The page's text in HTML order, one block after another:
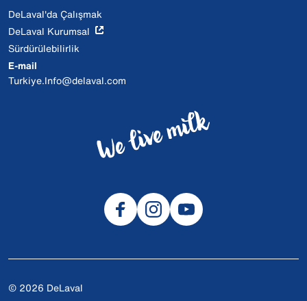
DeLaval'da Çalışmak
DeLaval Kurumsal
Sürdürülebilirlik
E-mail
Turkiye.Info@delaval.com
© 2026 DeLaval